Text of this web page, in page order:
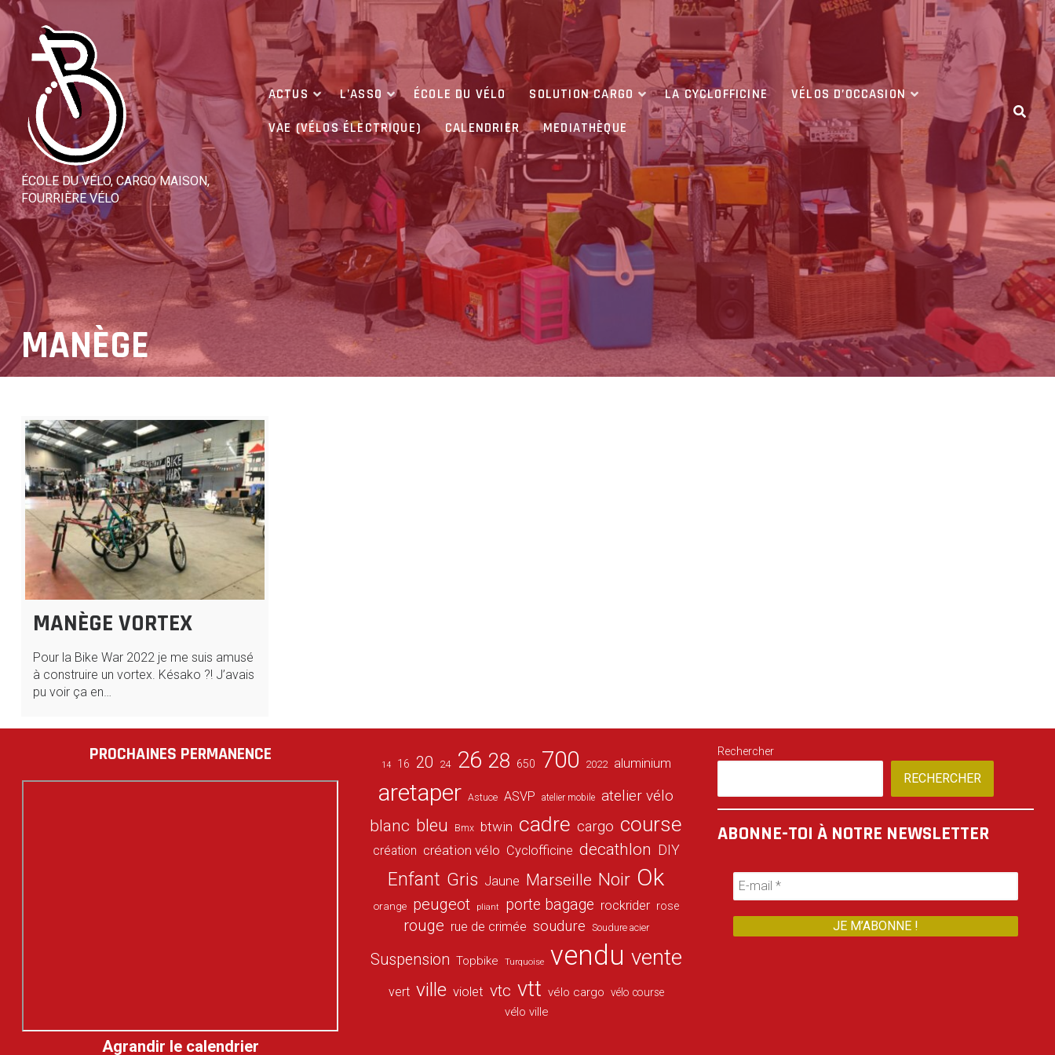
Skip
content
ÉCOLE DU VÉLO, CARGO MAISON,
FOURRIÈRE VÉLO
ACTUS L’ASSO ÉCOLE DU VÉLO SOLUTION CARGO LA CYCLOFFICINE
VÉLOS D’OCCASION
VAE (VÉLOS ÉLECTRIQUE)
CALENDRIER MEDIATHÈQUE
MANÈGE
MANÈGE VORTEX
Pour la Bike War 2022 je me suis amusé
à construire un vortex. Késako ?! J’avais
pu voir ça en…
PROCHAINES PERMANENCE
Agrandir le calendrier
14 16 20 24 26 28 650 700 2022 aluminium
aretaper Astuce ASVP atelier mobile atelier vélo
blanc bleu Bmx btwin cadre cargo course
création création vélo Cyclofficine decathlon DIY
Enfant Gris Jaune Marseille Noir Ok
orange peugeot pliant porte bagage rockrider rose
rouge rue de crimée soudure Soudure acier
Suspension Topbike Turquoise vendu vente
vert ville violet vtc vtt vélo cargo vélo course
vélo ville
Rechercher
RECHERCHER
ABONNE-TOI À NOTRE NEWSLETTER